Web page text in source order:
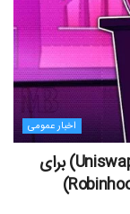
اخبار عمومی
راه‌اندازی Pools.trade توسط یونی‌سواپ (Uniswap) برای